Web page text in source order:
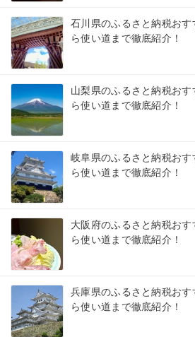
石川県のふるさと納税お
ら使い道まで徹底紹介！
山梨県のふるさと納税お
ら使い道まで徹底紹介！
岐阜県のふるさと納税お
ら使い道まで徹底紹介！
大阪府のふるさと納税お
ら使い道まで徹底紹介！
兵庫県のふるさと納税お
ら使い道まで徹底紹介！